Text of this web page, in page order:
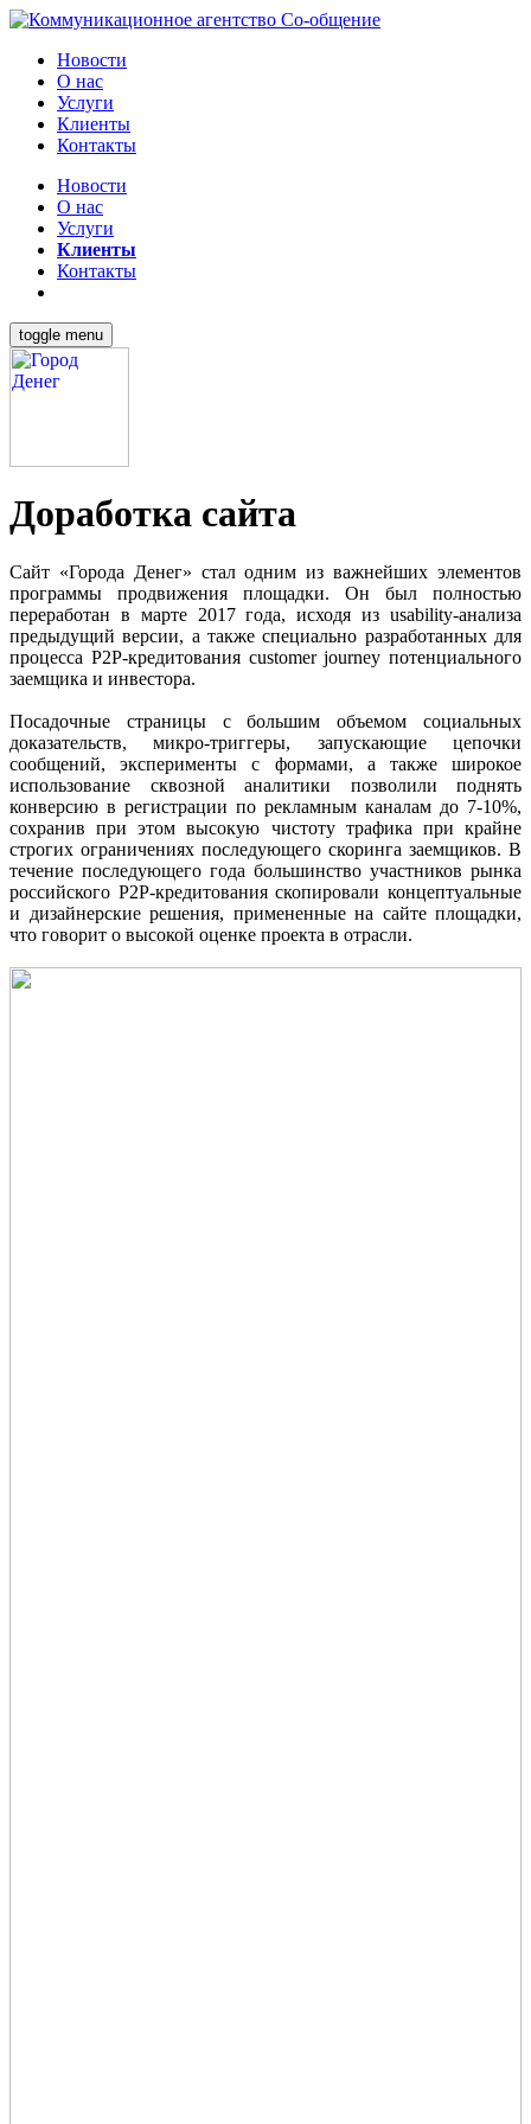
Новости
О нас
Услуги
Клиенты
Контакты
Новости
О нас
Услуги
Клиенты
Контакты
toggle menu
Доработка сайта
Сайт «Города Денег» стал одним из важнейших элементов
программы продвижения площадки. Он был полностью
переработан в марте 2017 года, исходя из usability-анализа
предыдущий версии, а также специально разработанных для
процесса P2P-кредитования customer journey потенциального
заемщика и инвестора.
Посадочные страницы с большим объемом социальных
доказательств, микро-триггеры, запускающие цепочки
сообщений, эксперименты с формами, а также широкое
использование сквозной аналитики позволили поднять
конверсию в регистрации по рекламным каналам до 7-10%,
сохранив при этом высокую чистоту трафика при крайне
строгих ограничениях последующего скоринга заемщиков. В
течение последующего года большинство участников рынка
российского P2P-кредитования скопировали концептуальные
и дизайнерские решения, примененные на сайте площадки,
что говорит о высокой оценке проекта в отрасли.